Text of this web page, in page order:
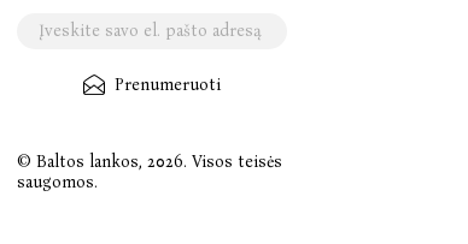
Prenumeruoti
© Baltos lankos, 2026. Visos teisės
saugomos.